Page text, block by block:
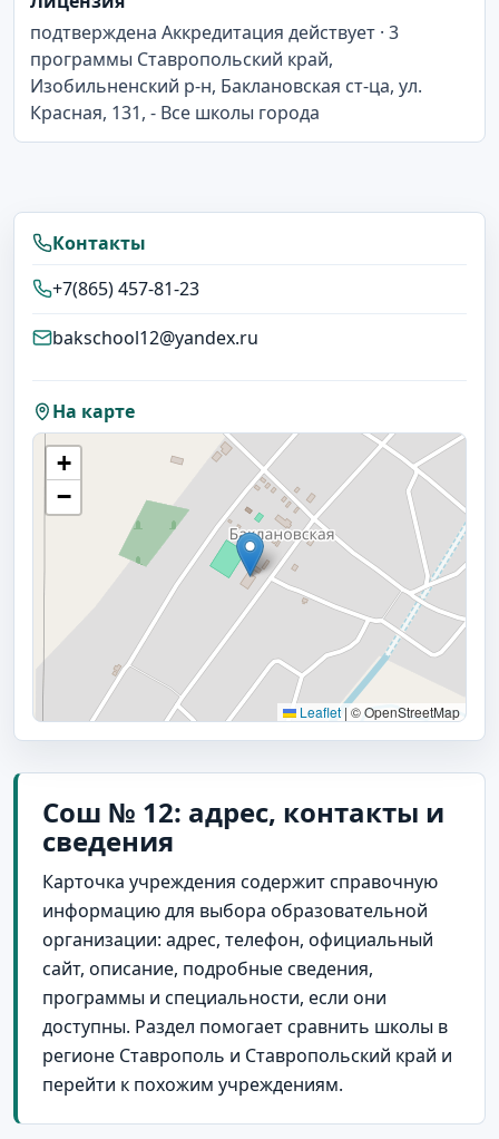
подтверждена Аккредитация действует · 3
программы Ставропольский край,
Изобильненский р-н, Баклановская ст-ца, ул.
Красная, 131, - Все школы города
Контакты
+7(865) 457-81-23
bakschool12@yandex.ru
На карте
+
−
Leaflet | © OpenStreetMap
Сош № 12: адрес, контакты и
сведения
Карточка учреждения содержит справочную
информацию для выбора образовательной
организации: адрес, телефон, официальный
сайт, описание, подробные сведения,
программы и специальности, если они
доступны. Раздел помогает сравнить школы в
регионе Ставрополь и Ставропольский край и
перейти к похожим учреждениям.